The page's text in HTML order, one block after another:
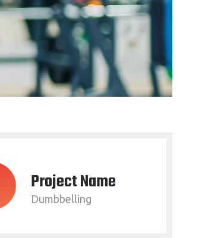
Project Name
Dumbbelling